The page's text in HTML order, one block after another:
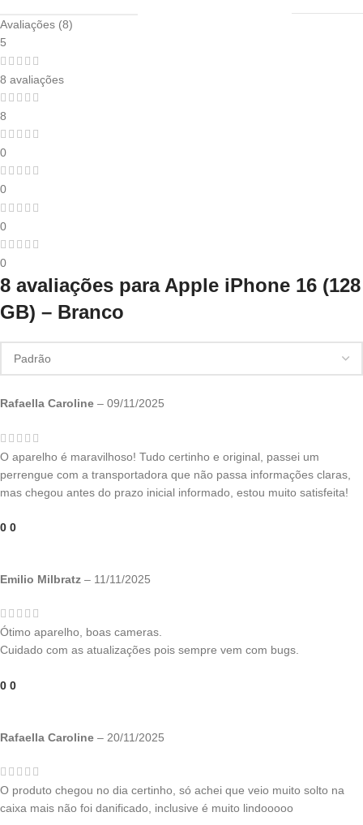
Avaliações (8)
5
8 avaliações
8
0
0
0
0
8 avaliações para Apple iPhone 16 (128
GB) – Branco
Rafaella Caroline – 09/11/2025
O aparelho é maravilhoso! Tudo certinho e original, passei um
perrengue com a transportadora que não passa informações claras,
mas chegou antes do prazo inicial informado, estou muito satisfeita!
0 0
Emilio Milbratz – 11/11/2025
Ótimo aparelho, boas cameras.
Cuidado com as atualizações pois sempre vem com bugs.
0 0
Rafaella Caroline – 20/11/2025
O produto chegou no dia certinho, só achei que veio muito solto na
caixa mais não foi danificado, inclusive é muito lindooooo